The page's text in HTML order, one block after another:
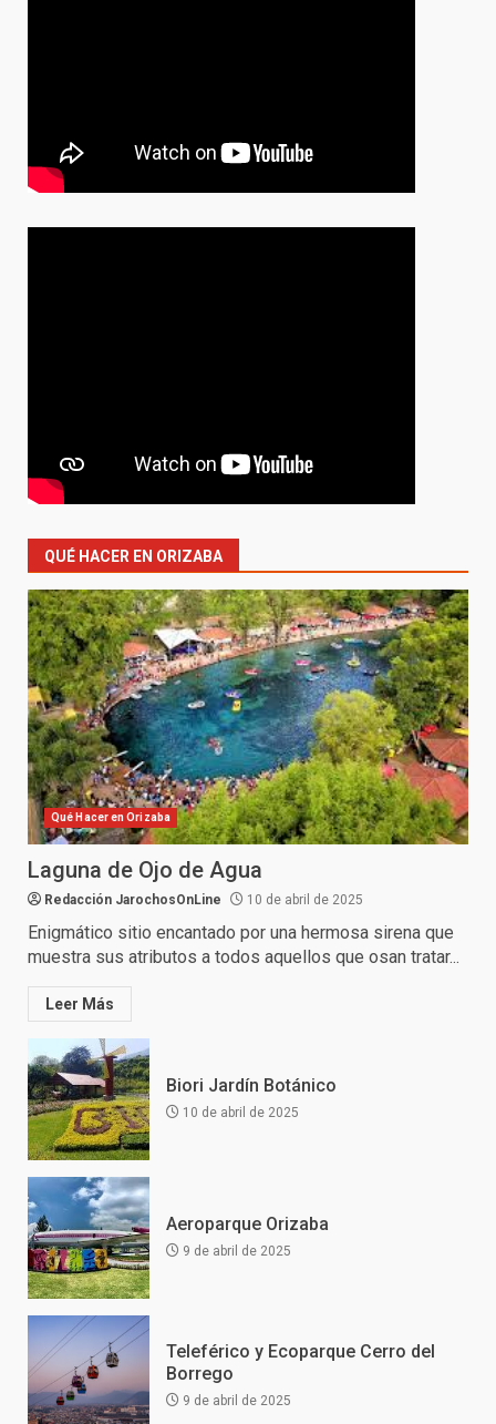
QUÉ HACER EN ORIZABA
Qué Hacer en Orizaba
Laguna de Ojo de Agua
Redacción JarochosOnLine 10 de abril de 2025
Enigmático sitio encantado por una hermosa sirena que
muestra sus atributos a todos aquellos que osan tratar...
Leer Más
Biori Jardín Botánico
10 de abril de 2025
Aeroparque Orizaba
9 de abril de 2025
Teleférico y Ecoparque Cerro del
Borrego
9 de abril de 2025